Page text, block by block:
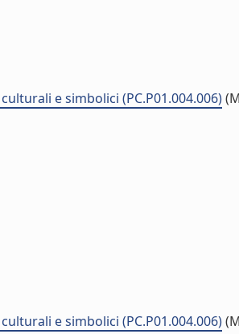
e simbolici (PC.P01.004.006)
e simbolici (PC.P01.004.006)